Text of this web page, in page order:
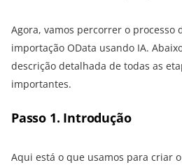
Agora, vamos percorrer o processo
importação OData usando IA.
descrição detalhada de todas as
importantes.
Passo 1. Introdução
Aqui está o que usamos para criar